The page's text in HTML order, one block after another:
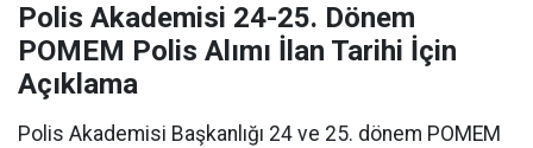
Polis Akademisi 24-25. Dönem
POMEM Polis Alımı İlan Tarihi İçin
Açıklama
Polis Akademisi Başkanlığı 24 ve 25. dönem POMEM